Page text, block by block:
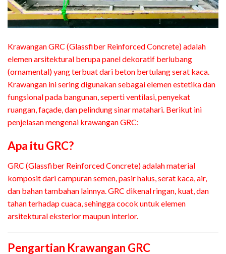
Krawangan GRC (Glassfiber Reinforced Concrete) adalah
elemen arsitektural berupa panel dekoratif berlubang
(ornamental) yang terbuat dari beton bertulang serat kaca.
Krawangan ini sering digunakan sebagai elemen estetika dan
fungsional pada bangunan, seperti ventilasi, penyekat
ruangan, façade, dan pelindung sinar matahari. Berikut ini
penjelasan mengenai krawangan GRC:
Apa itu GRC?
GRC (Glassfiber Reinforced Concrete) adalah material
komposit dari campuran semen, pasir halus, serat kaca, air,
dan bahan tambahan lainnya. GRC dikenal ringan, kuat, dan
tahan terhadap cuaca, sehingga cocok untuk elemen
arsitektural eksterior maupun interior.
Pengartian Krawangan GRC